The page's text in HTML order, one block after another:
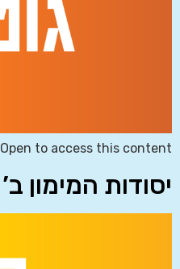
Open to access this content
יסודות המימון ב’